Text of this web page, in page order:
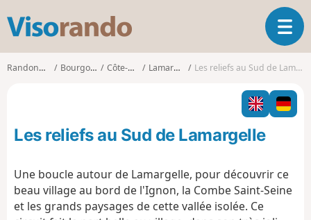
s
o
O
u
i
r
l
v
i
Randonnées Bourgogne Côte-d'Or Lamargelle Les reliefs au Sud de Lamargelle
Les reliefs au Sud de Lamargelle
Une boucle autour de Lamargelle, pour découvrir ce
beau village au bord de l'Ignon, la Combe Saint-Seine
et les grands paysages de cette vallée isolée. Ce